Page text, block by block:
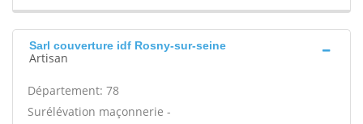
Sarl couverture idf Rosny-sur-seine
Artisan
Département: 78
Surélévation maçonnerie -